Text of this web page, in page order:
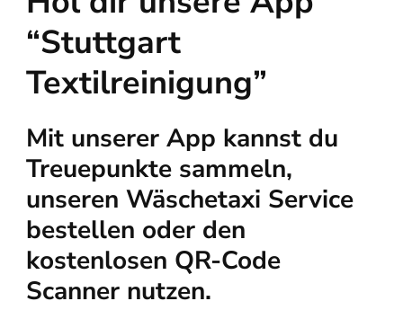
“Stuttgart
Textilreinigung”
Mit unserer App kannst du
Treuepunkte sammeln,
unseren Wäschetaxi Service
bestellen oder den
kostenlosen QR-Code
Scanner nutzen.